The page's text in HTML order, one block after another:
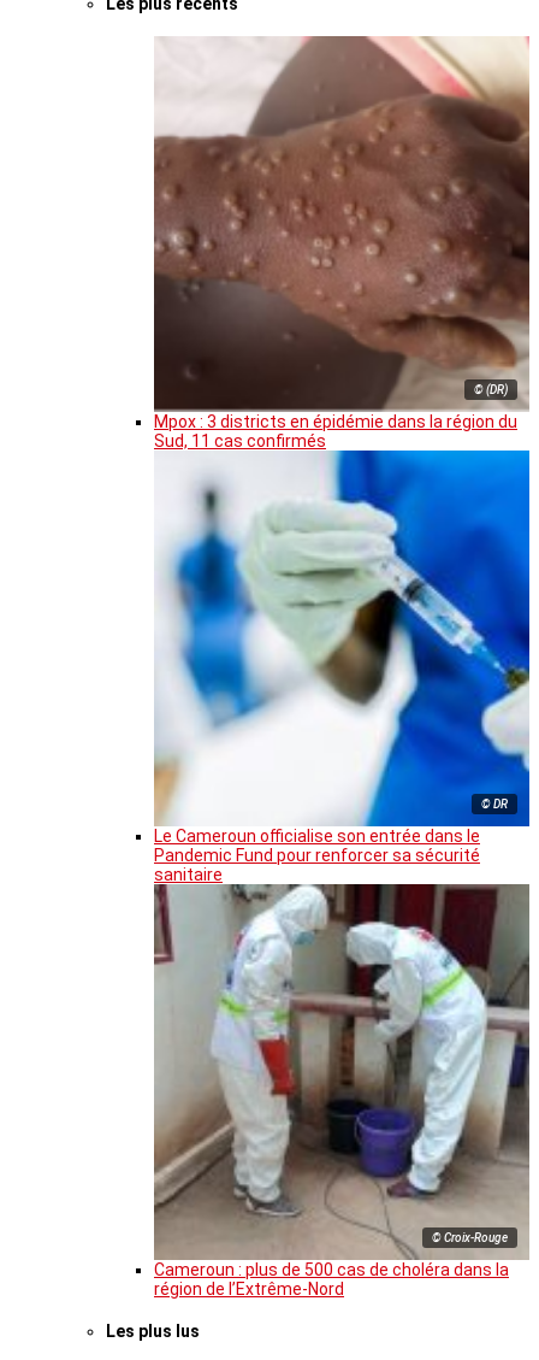
Les plus récents
© (DR)
Mpox : 3 districts en épidémie dans la région du
Sud, 11 cas confirmés
© DR
Le Cameroun officialise son entrée dans le
Pandemic Fund pour renforcer sa sécurité
sanitaire
© Croix-Rouge
Cameroun : plus de 500 cas de choléra dans la
région de l’Extrême-Nord
Les plus lus